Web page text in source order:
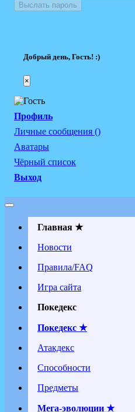
Выслать пароль
Добрый день, Гость! :)
×
Профиль
Личные сообщения ()
Аватары
Чёрный список
Выход
Главная ★
Новости
Правила/FAQ
Игра сайта
Покедекс
Покедекс ★
Атакдекс
Способности
Предметы
Мега-эволюции ★